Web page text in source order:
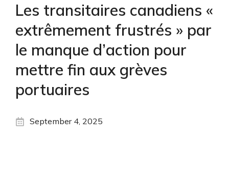
Les transitaires canadiens «
extrêmement frustrés » par
le manque d’action pour
mettre fin aux grèves
portuaires
September 4, 2025